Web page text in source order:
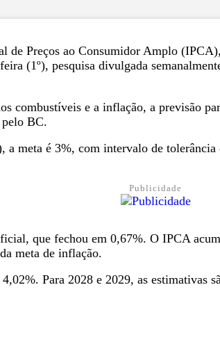
de Preços ao Consumidor Amplo
(1º), pesquisa divulgada
combustíveis e a inflação, a previsão
pelo BC.
meta é 3%, com intervalo de
Publicidade
que fechou em 0,67%. O IPCA
meta de inflação.
Para 2028 e 2029, as estimativas